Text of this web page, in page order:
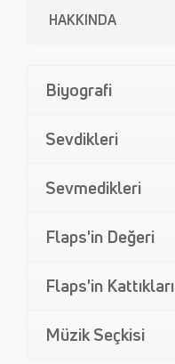
HAKKINDA
Biyografi
Sevdikleri
Sevmedikleri
Flaps'in Değeri
Flaps'in Kattıkları
Müzik Seçkisi